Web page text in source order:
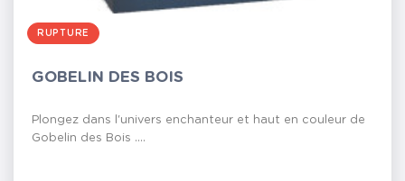
RUPTURE
GOBELIN DES BOIS
Plongez dans l'univers enchanteur et haut en couleur de
Gobelin des Bois ....